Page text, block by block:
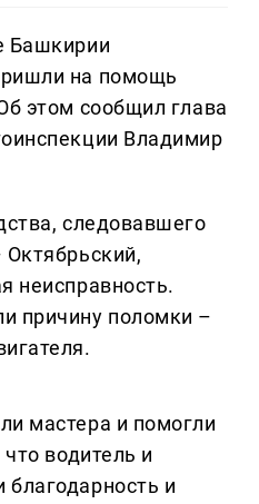
Башкирии
на помощь
этом сообщил глава
Владимир
следовавшего
неисправность.
причину поломки –
мастера и помогли
водитель и
и